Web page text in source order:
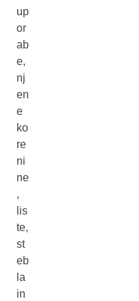
up
or
ab
e,
nj
en
e
ko
re
ni
ne
,
lis
te,
st
eb
la
in